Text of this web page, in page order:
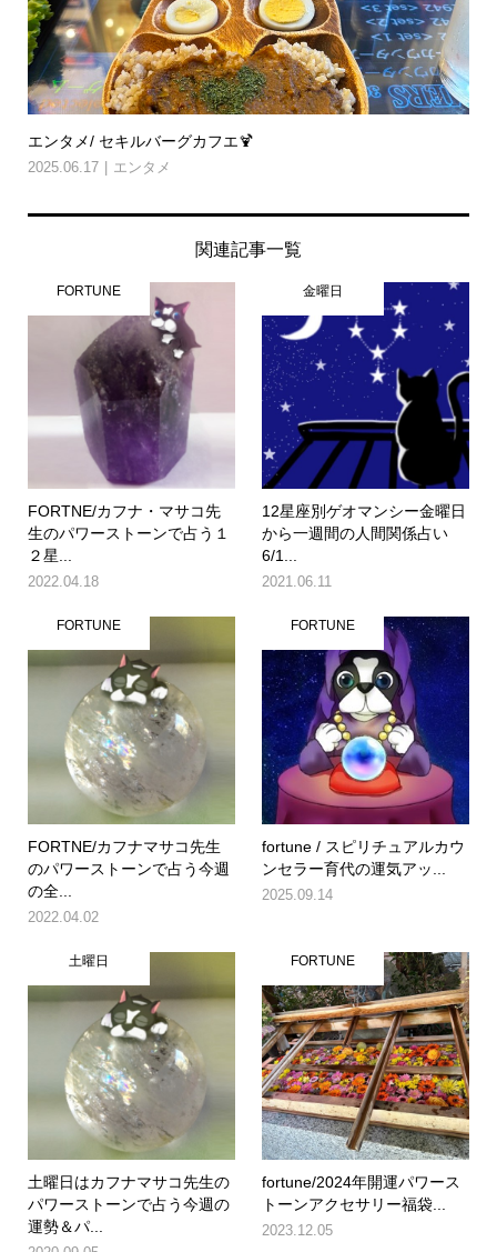
エンタメ/ セキルバーグカフエ🍹
2025.06.17 エンタメ
関連記事一覧
FORTUNE
FORTNE/カフナ・マサコ先
生のパワーストーンで占う１
２星...
2022.04.18
金曜日
12星座別ゲオマンシー金曜日
から一週間の人間関係占い
6/1...
2021.06.11
FORTUNE
FORTNE/カフナマサコ先生
のパワーストーンで占う今週
の全...
2022.04.02
FORTUNE
fortune / スピリチュアルカウ
ンセラー育代の運気アッ...
2025.09.14
土曜日
土曜日はカフナマサコ先生の
パワーストーンで占う今週の
運勢＆パ...
FORTUNE
fortune/2024年開運パワース
トーンアクセサリー福袋...
2023.12.05